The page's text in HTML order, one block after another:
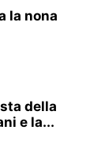
la nona
della
e la...